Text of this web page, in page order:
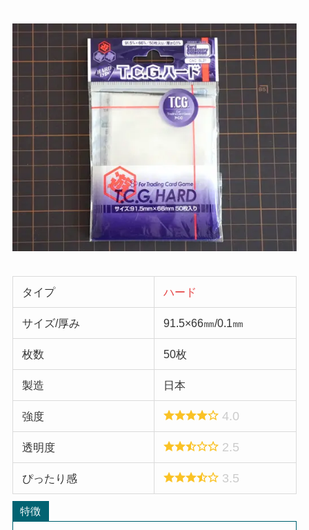
タイプ ハード
サイズ/厚み 91.5×66㎜/0.1㎜
枚数 50枚
製造 日本
強度 4.0
透明度 2.5
ぴったり感 3.5
特徴